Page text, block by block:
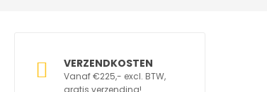
VERZENDKOSTEN
Vanaf €225,- excl. BTW,
gratis verzending!